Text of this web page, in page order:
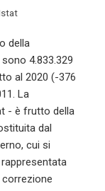
della
4.833.329
al 2020 (-376
La
- è frutto della
dal
cui si